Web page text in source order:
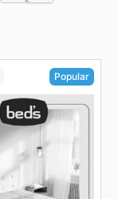
Popular